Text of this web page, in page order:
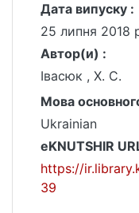
Дата випуску :
25 липня 2018
Автор(и) :
Івасюк , Х. С.
Мова
Ukrainian
eKNUTSHIR
https://
39